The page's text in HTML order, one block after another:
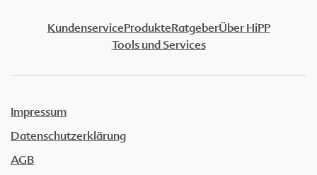
KundenserviceProdukteRatgeberÜber HiPP
Tools und Services
Impressum
Datenschutzerklärung
AGB